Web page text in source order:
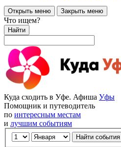
Открыть меню Закрыть меню
Что ищем?
Найти
Куда сходить в Уфе. Афиша Уфы
Помощник и путеводитель
по интересным местам
и лучшим событиям